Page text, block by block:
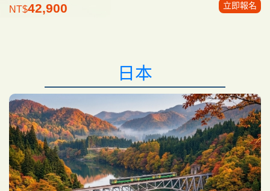
NT$42,900 立即報名
日本